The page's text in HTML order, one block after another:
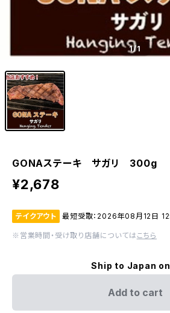
1/1
GONAステーキ サガリ 300g
¥2,678
テイクアウト 最短受取：2026年08月12日
※営業時間・受け取り店舗については こちら
Ship to Japan
Add to cart